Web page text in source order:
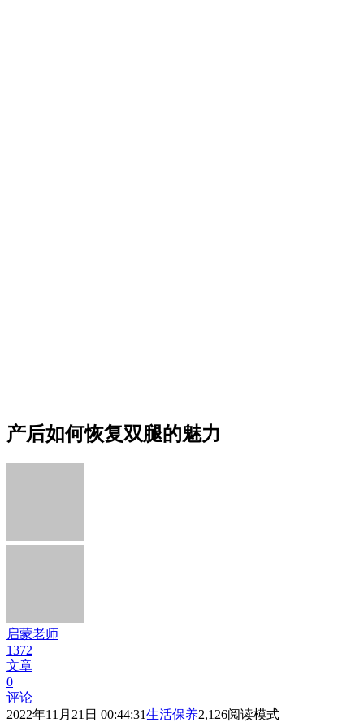
产后如何恢复双腿的魅力
启蒙老师
1372
文章
0
评论
2022年11月21日 00:44:31生活保养2,126阅读模式